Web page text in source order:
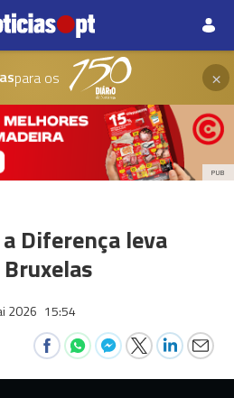
para os ×
PUB
Diferença leva
Bruxelas
2026 15:54